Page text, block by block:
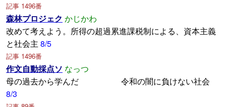
記事 1496番
森林プロジェク かじかわ
改めて考えよう。所得の超過累進課税制による、資本主義
と社会主 8/5
記事 1496番
作文自動採点ソ なっつ
母の過去から学んだ 令和の闇に負けない社会
8/3